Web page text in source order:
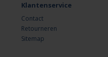
Klantenservice
Contact
Retourneren
Sitemap